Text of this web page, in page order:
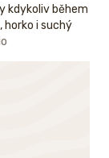
kdykoliv během
horko i suchý